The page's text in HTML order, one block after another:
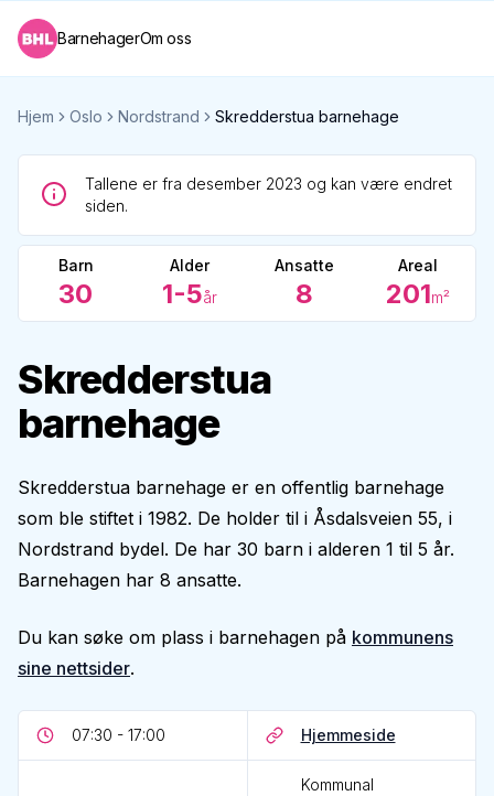
BarnehagerOm oss
Hjem Oslo Nordstrand Skredderstua barnehage
Tallene er fra desember 2023 og kan være endret
siden.
Barn
30
Alder
1-5år
Ansatte
8
Areal
201m²
Skredderstua
barnehage
Skredderstua barnehage er en offentlig barnehage
som ble stiftet i 1982. De holder til i Åsdalsveien 55, i
Nordstrand bydel. De har 30 barn i alderen 1 til 5 år.
Barnehagen har 8 ansatte.
Du kan søke om plass i barnehagen på kommunens
sine nettsider.
07:30 - 17:00 Hjemmeside
Kommunal